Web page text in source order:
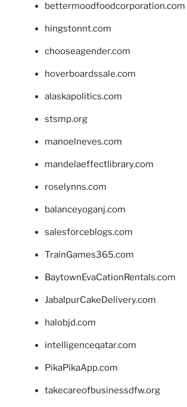
bettermoodfoodcorporation.com
hingstonnt.com
chooseagender.com
hoverboardssale.com
alaskapolitics.com
stsmp.org
manoelneves.com
mandelaeffectlibrary.com
roselynns.com
balanceyoganj.com
salesforceblogs.com
TrainGames365.com
BaytownEvaCationRentals.com
JabalpurCakeDelivery.com
halobjd.com
intelligenceqatar.com
PikaPikaApp.com
takecareofbusinessdfw.org